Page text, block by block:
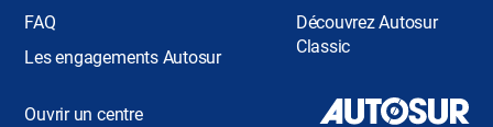
FAQ
Les engagements Autosur
Découvrez Autosur
Classic
Ouvrir un centre